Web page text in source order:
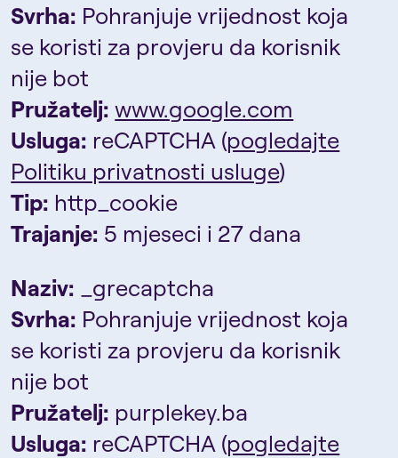
Svrha: Pohranjuje vrijednost koja
se koristi za provjeru da korisnik
nije bot
Pružatelj: www.google.com
Usluga: reCAPTCHA (pogledajte
Politiku privatnosti usluge)
Tip: http_cookie
Trajanje: 5 mjeseci i 27 dana
Naziv: _grecaptcha
Svrha: Pohranjuje vrijednost koja
se koristi za provjeru da korisnik
nije bot
Pružatelj: purplekey.ba
Usluga: reCAPTCHA (pogledajte